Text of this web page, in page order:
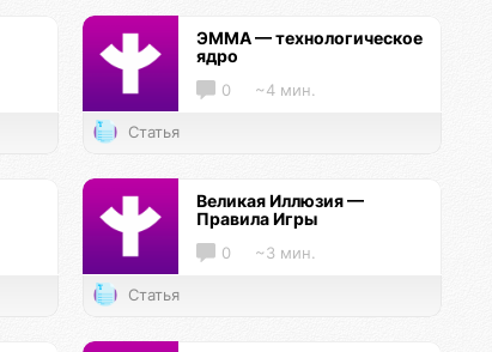
ЭММА — технологическое
ядро
0 ~4 мин.
Статья
Великая Иллюзия —
Правила Игры
0 ~3 мин.
Статья